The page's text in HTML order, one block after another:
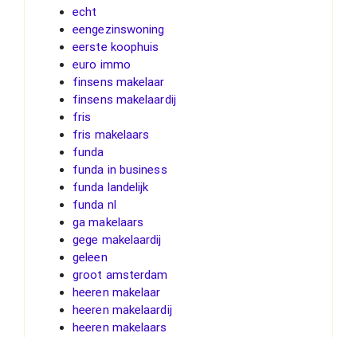
echt
eengezinswoning
eerste koophuis
euro immo
finsens makelaar
finsens makelaardij
fris
fris makelaars
funda
funda in business
funda landelijk
funda nl
ga makelaars
gege makelaardij
geleen
groot amsterdam
heeren makelaar
heeren makelaardij
heeren makelaars